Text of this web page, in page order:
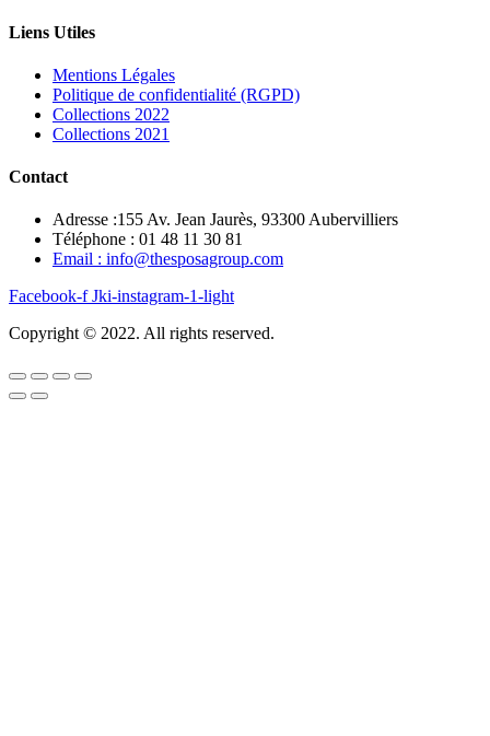
Liens Utiles
Mentions Légales
Politique de confidentialité (RGPD)
Collections 2022
Collections 2021
Contact
Adresse :155 Av. Jean Jaurès, 93300 Aubervilliers
Téléphone : 01 48 11 30 81
Email : info@thesposagroup.com
Facebook-f Jki-instagram-1-light
Copyright © 2022. All rights reserved.